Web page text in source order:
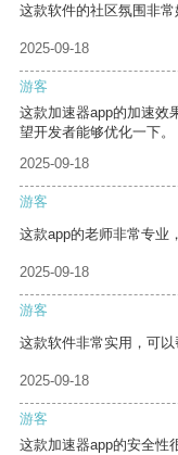
这款软件的社区氛围非常
2025-09-18
游客
这款加速器app的加速效
望开发者能够优化一下。
2025-09-18
游客
这款app的老师非常专业
2025-09-18
游客
这款软件非常实用，可以
2025-09-18
游客
这款加速器app的安全性